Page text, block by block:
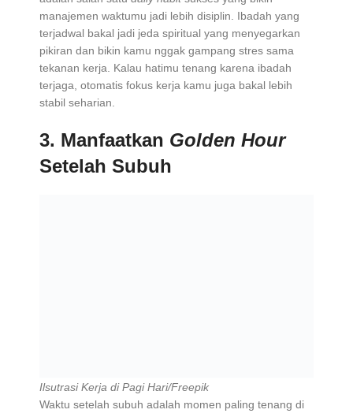
manajemen waktumu jadi lebih disiplin. Ibadah yang
terjadwal bakal jadi jeda spiritual yang menyegarkan
pikiran dan bikin kamu nggak gampang stres sama
tekanan kerja. Kalau hatimu tenang karena ibadah
terjaga, otomatis fokus kerja kamu juga bakal lebih
stabil seharian.
3. Manfaatkan Golden Hour
Setelah Subuh
Ilsutrasi Kerja di Pagi Hari/Freepik
Waktu setelah subuh adalah momen paling tenang di